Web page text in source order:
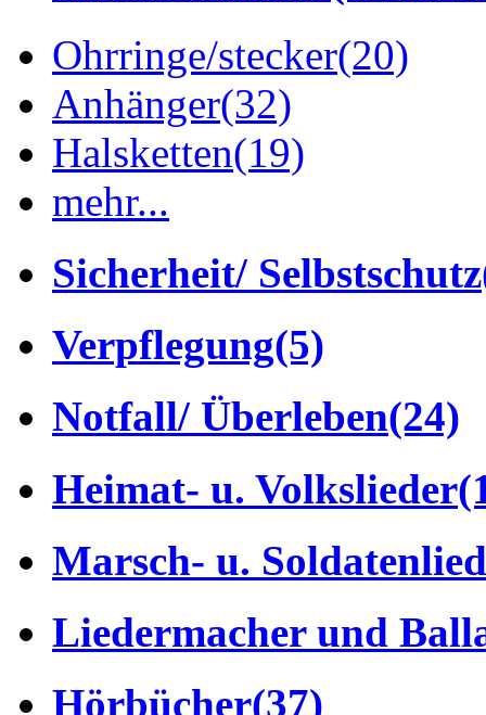
Ohrringe/stecker(20)
Anhänger(32)
Halsketten(19)
mehr...
Sicherheit/ Selbstschutz
Verpflegung(5)
Notfall/ Überleben(24)
Heimat- u. Volkslieder
Marsch- u.
Liedermacher und
Hörbücher(37)